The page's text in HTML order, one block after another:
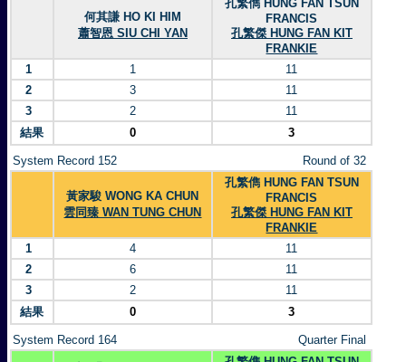
何其謙 HO KI HIM
蕭智恩 SIU CHI YAN
孔繁儁 HUNG FAN TSUN
FRANCIS
孔繁傑 HUNG FAN KIT
FRANKIE
1
1
11
2
3
11
3
2
11
結果
0 3
System Record 152 Round of 32
黃家駿 WONG KA CHUN
雲同臻 WAN TUNG CHUN
孔繁儁 HUNG FAN TSUN
FRANCIS
孔繁傑 HUNG FAN KIT
FRANKIE
1
4
11
2
6
11
3
2
11
結果
0 3
System Record 164 Quarter Final